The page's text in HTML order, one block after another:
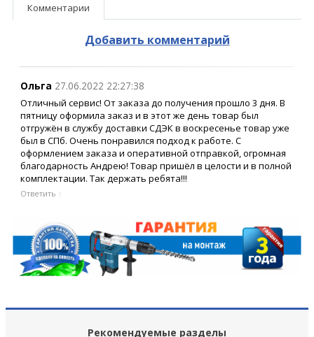
Комментарии
Добавить комментарий
Ольга 27.06.2022 22:27:38
Отличный сервис! От заказа до получения прошло 3 дня. В
пятницу оформила заказ и в этот же день товар был
отгружён в службу доставки СДЭК в воскресенье товар уже
был в СПб. Очень понравился подход к работе. С
оформлением заказа и оперативной отправкой, огромная
благодарность Андрею! Товар пришёл в целости и в полной
комплектации. Так держать ребята!!!
Ответить
Рекомендуемые разделы